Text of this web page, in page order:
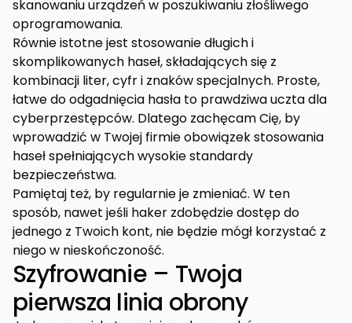
skanowaniu urządzeń w poszukiwaniu złośliwego
oprogramowania.
Równie istotne jest stosowanie długich i
skomplikowanych haseł, składających się z
kombinacji liter, cyfr i znaków specjalnych. Proste,
łatwe do odgadnięcia hasła to prawdziwa uczta dla
cyberprzestępców. Dlatego zachęcam Cię, by
wprowadzić w Twojej firmie obowiązek stosowania
haseł spełniających wysokie standardy
bezpieczeństwa.
Pamiętaj też, by regularnie je zmieniać. W ten
sposób, nawet jeśli haker zdobędzie dostęp do
jednego z Twoich kont, nie będzie mógł korzystać z
niego w nieskończoność.
Szyfrowanie – Twoja
pierwsza linia obrony